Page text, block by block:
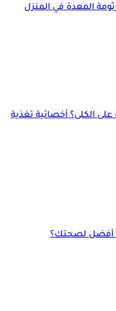
المعدة في المنزل
على الكلى؟ أخصائية تغذية
أفضل لصحتك؟